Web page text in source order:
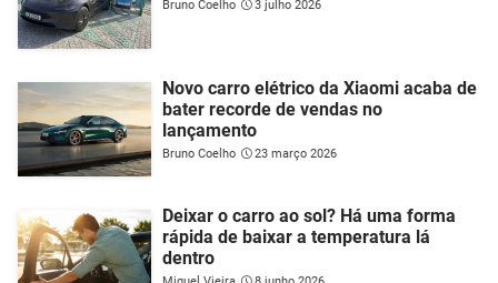
Bruno Coelho 3 julho 2026
Novo carro elétrico da Xiaomi acaba de
bater recorde de vendas no
lançamento
Bruno Coelho 23 março 2026
Deixar o carro ao sol? Há uma forma
rápida de baixar a temperatura lá
dentro